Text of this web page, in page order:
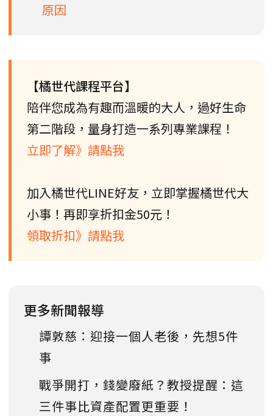
原因
【橘世代課程平台】
陪伴您成為有趣而溫暖的大人，過好生命
第二階段，量身打造一系列專業課程！
立即了解》請點我
加入橘世代LINE好友，立即掌握橘世代大
小事！再即享折扣金50元！
領取折扣》請點我
更多新聞報導
譚敦慈：迎接一個人老後，先想5件
事
戰爭開打，錢變廢紙？教授提醒：這
三件事比資產配置更重要！